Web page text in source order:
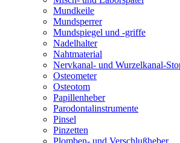
Mundkeile
Mundsperrer
Mundspiegel und -griffe
Nadelhalter
Nahtmaterial
Nervkanal- und Wurzelkanal-
Osteometer
Osteotom
Papillenheber
Parodontalinstrumente
Pinsel
Pinzetten
Plomben- und Verschlußheber